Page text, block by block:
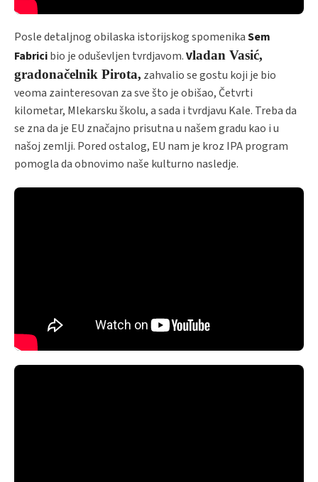
Posle detaljnog obilaska istorijskog spomenikaSem
Fabricibio je oduševljen tvrdjavom.Vladan Vasić,
gradonačelnik Pirota, zahvalio se gostu koji je bio
veoma zainteresovan za sve što je obišao, Četvrti
kilometar, Mlekarsku školu, a sada i tvrdjavu Kale. Treba da
se zna da je EU značajno prisutna u našem gradu kao i u
našoj zemlji. Pored ostalog, EU nam je kroz IPA program
pomogla da obnovimo naše kulturno nasledje.